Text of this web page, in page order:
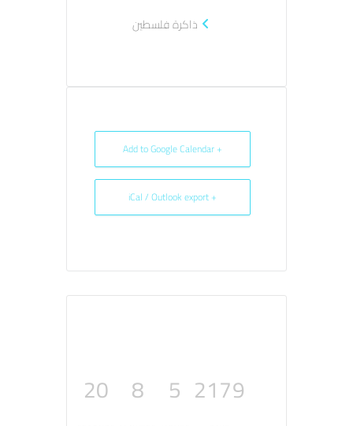
ذاكرة فلسطين
+ Add to Google Calendar
+ iCal / Outlook export
2179
5
8
20